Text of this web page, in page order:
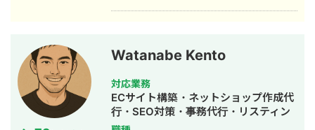
ました。お客様の9割がデザイナーとい
うこともあり、作る側に回りたいと思
い、その後デザイナーに転身。 デザイ
ン事務所では主に医療機器や重工業メ
ーカー、製薬会社のパンフレット、ま
た弁護士事務所のポスターなど、比較
Watanabe Kento
対応業務
ECサイト構築・ネットショップ作成代
行・SEO対策・事務代行・リスティン
グ広告運用代行